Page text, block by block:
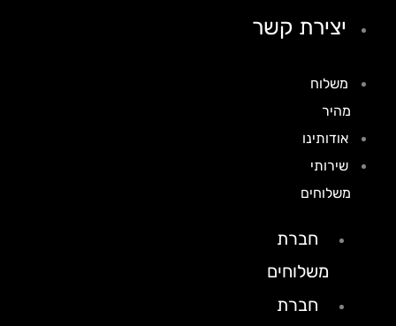
יצירת קשר
משלוח
אודותינו
שירותי
משלוחים
חברת
משלוחים
חברת